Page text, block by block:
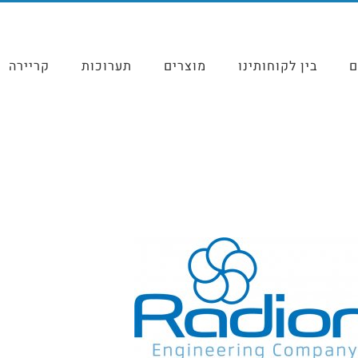
בין לקוחותינו מוצרים תערוכות קריירה